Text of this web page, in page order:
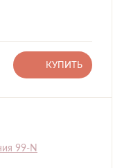
КУПИТЬ